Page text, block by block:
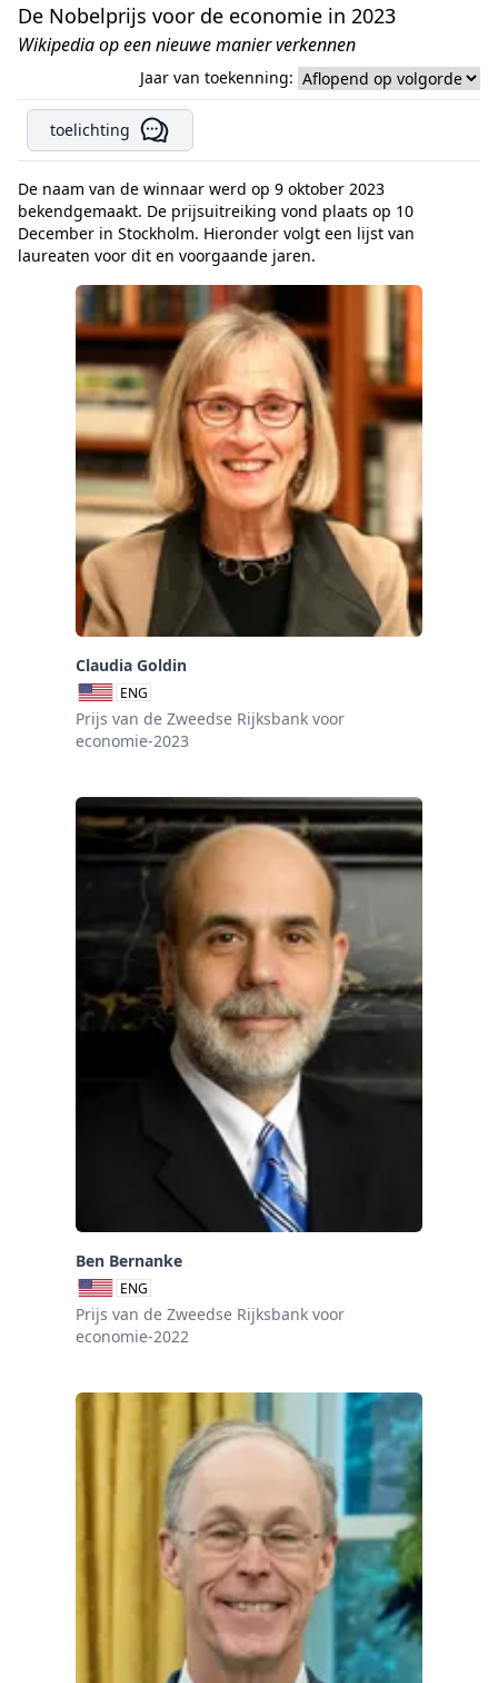
De Nobelprijs voor de economie in 2023
Wikipedia op een nieuwe manier verkennen
Jaar van toekenning:
toelichting
De naam van de winnaar werd op 9 oktober 2023
bekendgemaakt. De prijsuitreiking vond plaats op 10
December in Stockholm. Hieronder volgt een lijst van
laureaten voor dit en voorgaande jaren.
Claudia Goldin
ENG
Prijs van de Zweedse Rijksbank voor
economie-2023
Ben Bernanke
ENG
Prijs van de Zweedse Rijksbank voor
economie-2022